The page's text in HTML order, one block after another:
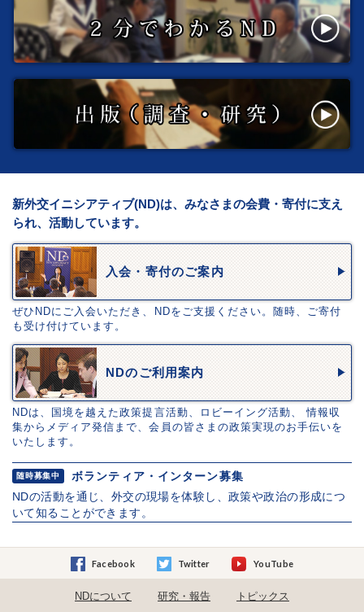
新外交イニシアティブ(ND)は、みなさまの会費・寄付に支え
られ、活動しています。
入会・寄付のご案内
ぜひNDにご入会いただき、NDをご支援ください。随時、ご寄付
も受け付けています。
NDのご利用案内
NDは、国境を越えた政策提言活動、ロビーイング活動、 情報収
集からメディア発信まで、会員の皆さまの政策実現のお手伝いを
いたします。
随時募集中
ボランティア・インターン募集
NDの活動を通じ、外交の現場を体験し、政策や政治の形成につ
いて知ることができます。
Facebook Twitter YouTube
NDについて 研究・報告 トピックス